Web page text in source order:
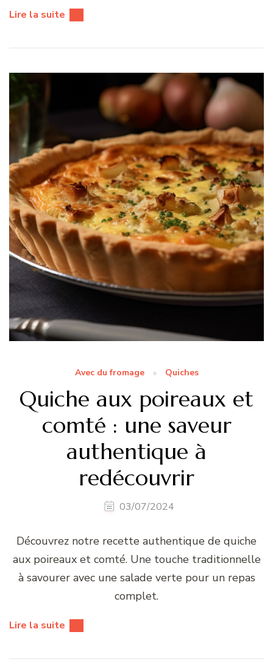
Lire la suite
Avec du fromage Quiches
Quiche aux poireaux et
comté : une saveur
authentique à
redécouvrir
03/07/2024
Découvrez notre recette authentique de quiche
aux poireaux et comté. Une touche traditionnelle
à savourer avec une salade verte pour un repas
complet.
Lire la suite